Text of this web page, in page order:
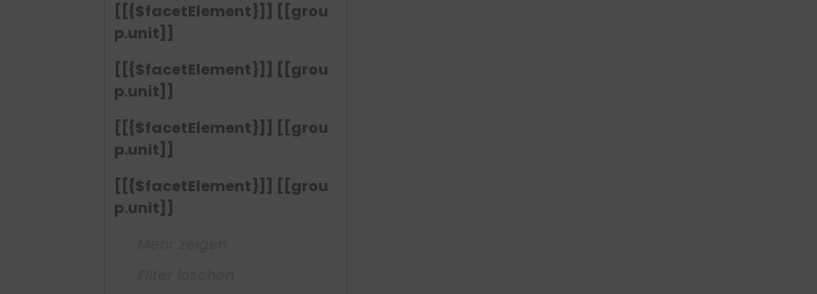
[[{$facetElement}]] [[grou
p.unit]]
[[{$facetElement}]] [[grou
p.unit]]
[[{$facetElement}]] [[grou
p.unit]]
[[{$facetElement}]] [[grou
p.unit]]